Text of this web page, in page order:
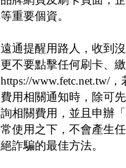
等重要個資。
遠通提醒用路人，收到
更不要點擊任何刷卡、
https://www.fetc.net.tw/
費用相關通知時，除可
詢相關費用，並且申辦
常使用之下，不會產生
絕詐騙的最佳方法。